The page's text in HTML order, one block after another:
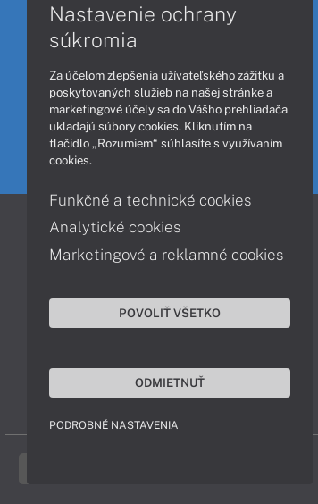
Informácie
Obchodné podmienky
Ochrana osobných údajov
Vyhlásenie o prístupnosti
Cookies
Nastavenie ochrany
súkromia
Za účelom zlepšenia užívateľského zážitku a
poskytovaných služieb na našej stránke a
marketingové účely sa do Vášho prehliadača
ukladajú súbory cookies. Kliknutím na
tlačidlo „Rozumiem“ súhlasíte s využívaním
cookies.
Funkčné a technické cookies
Analytické cookies
Marketingové a reklamné cookies
POVOLIŤ VŠETKO
ODMIETNUŤ
PODROBNÉ NASTAVENIA